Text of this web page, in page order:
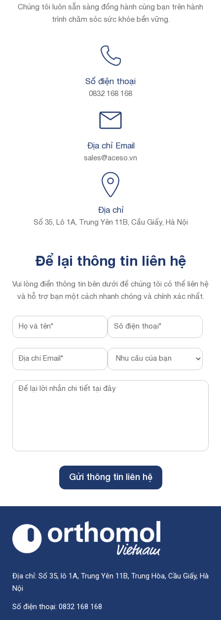
Chúng tôi luôn sẵn sàng đồng hành cùng bạn trên hành
trình chăm sóc sức khỏe bền vững.
Số điện thoại
0832 168 168
Địa chỉ Email
sales@aceso.vn
Địa chỉ
Số 35, Lô 1A, Trung Yên 11B, Cầu Giấy, Hà Nội
Để lại thông tin liên hệ
Vui lòng điền thông tin bên dưới để chúng tôi có thể liên hệ
và hỗ trợbạn một cách nhanh chóng và chính xác nhất.
Địa chỉ: Số 35, lô 1A, Trung Yên 11B, Trung Hòa, Cầu Giấy, Hà
Nội
Số điện thoại: 0832 168 168